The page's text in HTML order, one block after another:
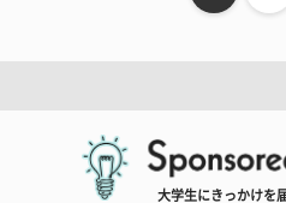
大学生にきっかけを